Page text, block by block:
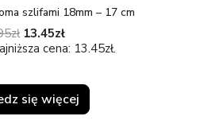
szlifami 18mm – 17 cm
zł 13.45zł
cena: 13.45zł.
się więcej